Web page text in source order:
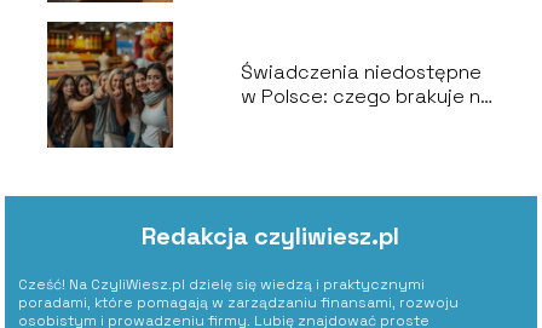
Świadczenia niedostępne
w Polsce: czego brakuje na
Redakcja czyliwiesz.pl
Cześć! Na CzyliWiesz.pl dzielę się wiedzą i praktycznymi
poradami, które pomagają w zarządzaniu finansami, rozwoju
osobistym i prowadzeniu firmy. Lubię znajdować proste